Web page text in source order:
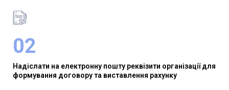
02
Надіслати на електронну пошту реквізити організації для
формування договору та виставлення рахунку